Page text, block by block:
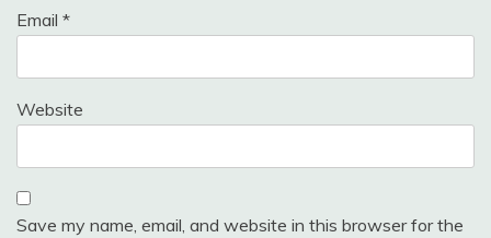
Email *
Website
Save my name, email, and website in this browser for the